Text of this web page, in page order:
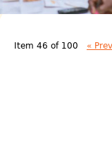
Item 46 of 100 «